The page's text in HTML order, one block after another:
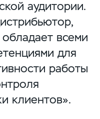
аудитории.
всеми
для
работы
клиентов».